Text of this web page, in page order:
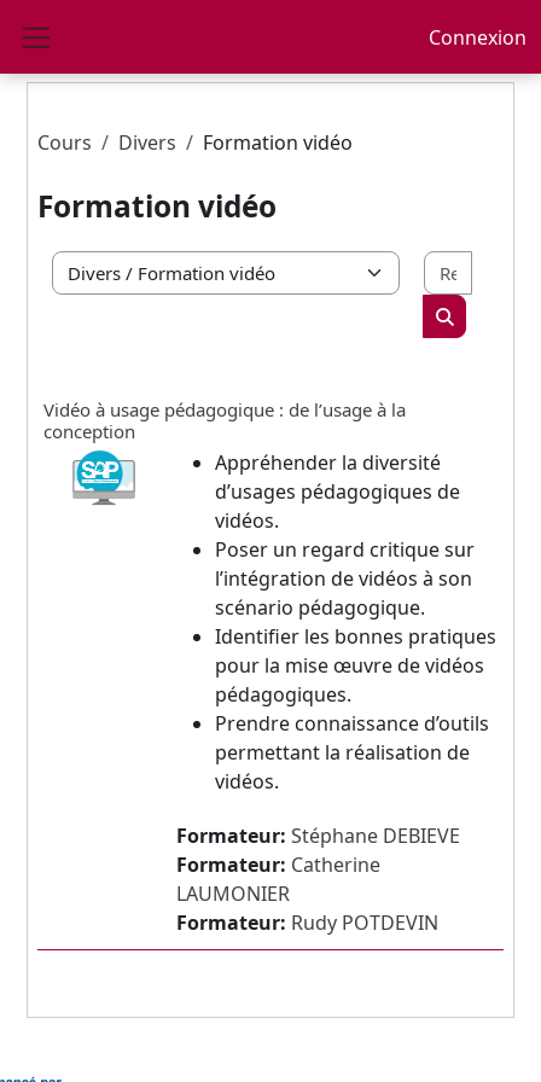
Connexion
Cours Divers Formation vidéo
Formation vidéo
Catégories de cours
Vidéo à usage pédagogique : de l’usage à la
conception
Appréhender la diversité
d’usages pédagogiques de
vidéos.
Poser un regard critique sur
l’intégration de vidéos à son
scénario pédagogique.
Identifier les bonnes pratiques
pour la mise œuvre de vidéos
pédagogiques.
Prendre connaissance d’outils
permettant la réalisation de
vidéos.
Formateur:Stéphane DEBIEVE
Formateur: Catherine
LAUMONIER
Formateur: Rudy POTDEVIN